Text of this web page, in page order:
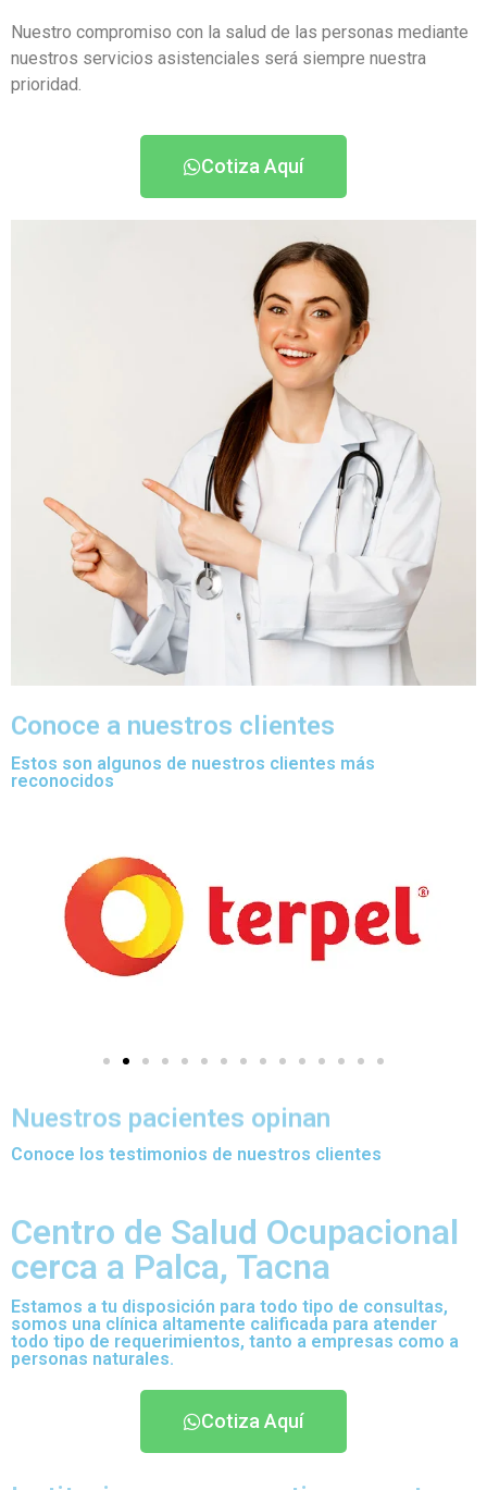
Nuestro compromiso con la salud de las personas mediante
nuestros servicios asistenciales será siempre nuestra
prioridad.
Cotiza Aquí
Conoce a nuestros clientes
Estos son algunos de nuestros clientes más
reconocidos
Nuestros pacientes opinan
Conoce los testimonios de nuestros clientes
Centro de Salud Ocupacional
cerca a Palca, Tacna
Estamos a tu disposición para todo tipo de consultas,
somos una clínica altamente calificada para atender
todo tipo de requerimientos, tanto a empresas como a
personas naturales.
Cotiza Aquí